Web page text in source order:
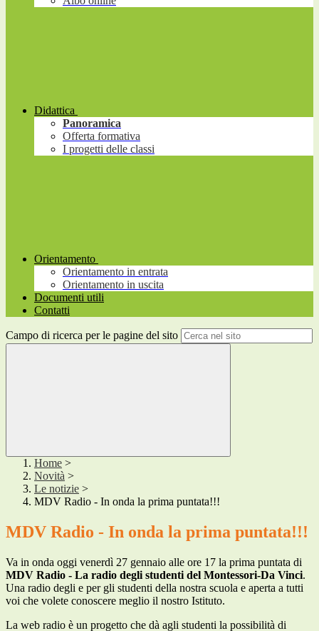
Didattica
Panoramica
Offerta formativa
I progetti delle classi
Orientamento
Orientamento in entrata
Orientamento in uscita
Documenti utili
Contatti
Campo di ricerca per le pagine del sito
Home >
Novità >
Le notizie >
MDV Radio - In onda la prima puntata!!!
MDV Radio - In onda la prima puntata!!!
Va in onda oggi venerdì 27 gennaio alle ore 17 la prima puntata di
MDV Radio - La radio degli studenti del Montessori-Da Vinci.
Una radio degli e per gli studenti della nostra scuola e aperta a tutti
voi che volete conoscere meglio il nostro Istituto.
La web radio è un progetto che dà agli studenti la possibilità di